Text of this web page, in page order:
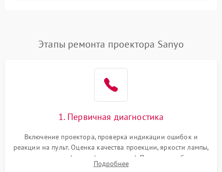
Нестабильная яркость или
контраст
4000 ₽ Подробнее →
Неравномерная подсветка
автоматическая коррекция
трапеции (Keystone)
Проблемы с
масштабированием
Подробнее →
Этапы ремонта проектора Sanyo
1. Первичная диагностика
Включение проектора, проверка индикации ошибок и
реакции на пульт. Оценка качества проекции, яркости лампы,
наличия артефактов (точки, пятна). Проверка работы
системы охлаждения по уровню шума вентиляторов.
Подробнее